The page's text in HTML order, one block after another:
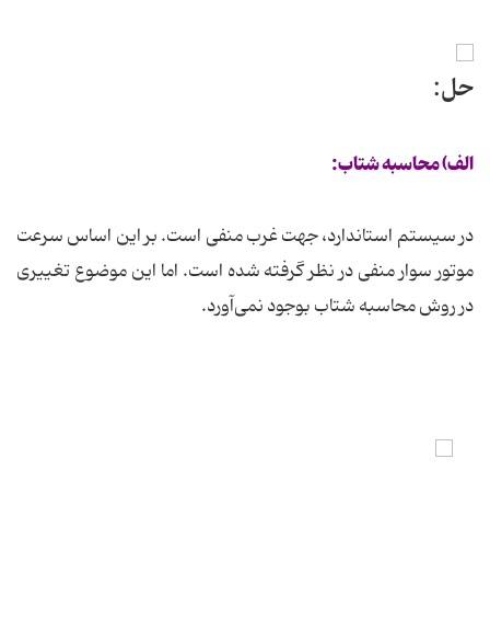
حل:
الف) محاسبه شتاب:
در سیستم استاندارد، جهت غرب منفی است. بر این اساس سرعت
موتور سوار منفی در نظر گرفته شده است. اما این موضوع تغییری
در روش محاسبه شتاب بوجود نمی‌آورد.